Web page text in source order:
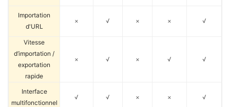
Importation
d'URL
× √ × × √
Vitesse
d’importation /
exportation
rapide
× √ × √ √
Interface
multifonctionnel
√ √ × × √